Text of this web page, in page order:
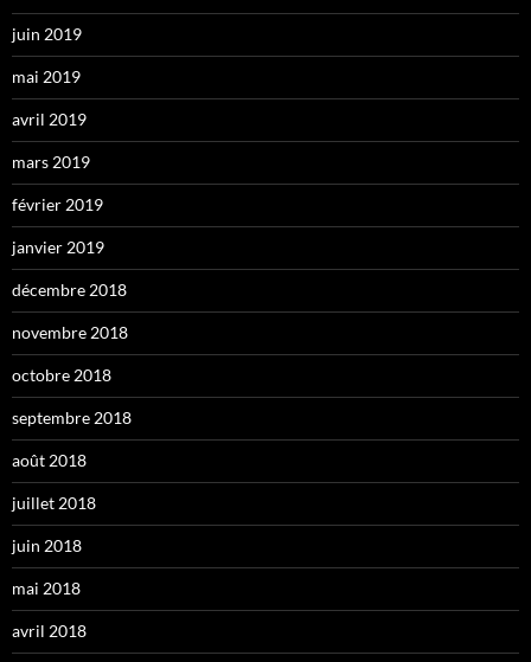
juin 2019
mai 2019
avril 2019
mars 2019
février 2019
janvier 2019
décembre 2018
novembre 2018
octobre 2018
septembre 2018
août 2018
juillet 2018
juin 2018
mai 2018
avril 2018